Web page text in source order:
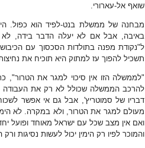
שואף אל-עארורי.
מבחנה של ממשלת בנט-לפיד הוא כפול.
באיבה, אבל אם לא יעלה הדבר בידה,
ל"נקודת מפנה בתולדות הסכסוך עם
תשכיל להפוך עז למתוק היא תוכיח את
"לממשלה הזו אין סיכוי למגר את הטרור",
להרכב הממשלה שכולל לא רק את
דבריו של סמוטריץ', אבל גם אי אפשר
מעולם למגר את הטרור, ולא במקרה. לא
ואם אין מצב שכל עם ישראל מאוחד ופועל
והמוכר לפיו רק הימין יכול לעשות נסיגות